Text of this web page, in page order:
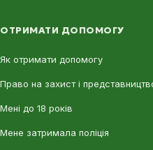
ОТРИМАТИ ДОПОМОГУ
Як отримати допомогу
Право на захист і
Мені до 18 років
Мене затримала поліція